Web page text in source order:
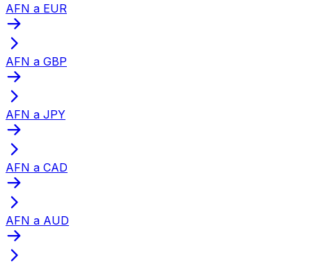
AFN a EUR
AFN a GBP
AFN a JPY
AFN a CAD
AFN a AUD